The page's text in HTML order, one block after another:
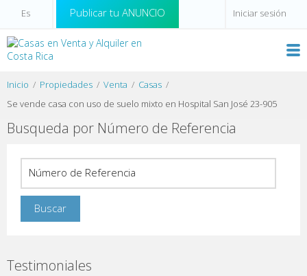
Publicar tu ANUNCIO Iniciar sesión
Inicio Propiedades Venta
Casas
Se vende casa con uso de suelo mixto en Hospital San José 23-905
Busqueda por Número de Referencia
Testimoniales